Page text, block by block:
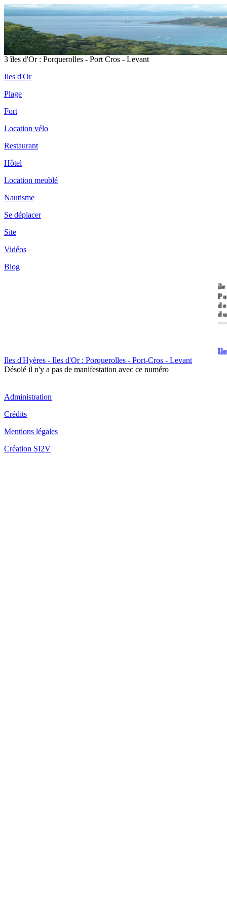
3 îles d'Or : Porquerolles - Port Cros - Levant
Iles d'Or
Plage
Fort
Location vélo
Restaurant
Hôtel
Location meublé
Nautisme
Se déplacer
Site
Vidéos
Blog
île
Iles d'Hyères - Iles d'Or : Porquerolles - Port-Cros - Levant
Désolé il n'y a pas de manifestation avec ce numéro
Administration
Crédits
Mentions légales
Création SI2V